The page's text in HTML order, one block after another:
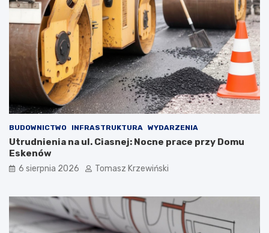
BUDOWNICTWO INFRASTRUKTURA WYDARZENIA
Utrudnienia na ul. Ciasnej: Nocne prace przy Domu
Eskenów
6 sierpnia 2026 Tomasz Krzewiński